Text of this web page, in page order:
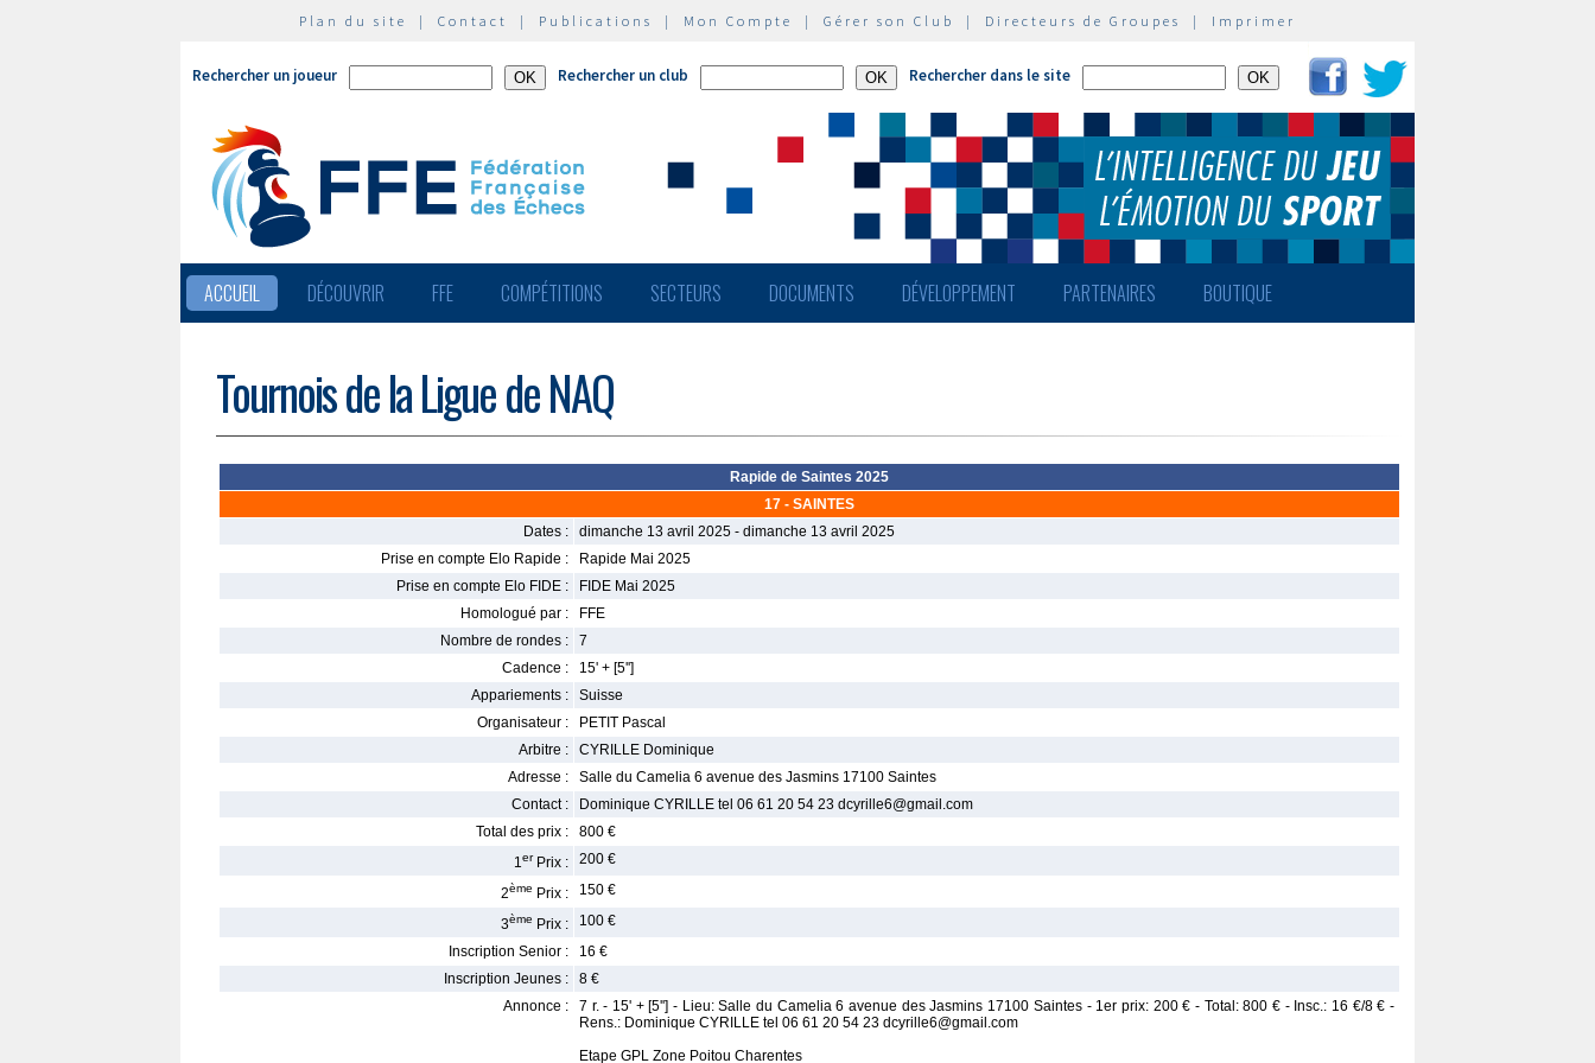
Plan du site | Contact | Publications | Mon Compte | Gérer son Club | Directeurs de Groupes | Imprimer
Rechercher un joueur Rechercher un club Rechercher dans le site
ACCUEIL DÉCOUVRIR FFE COMPÉTITIONS SECTEURS DOCUMENTS DÉVELOPPEMENT PARTENAIRES BOUTIQUE
Tournois de la Ligue de NAQ
Rapide de Saintes 2025
17 - SAINTES
Dates :
dimanche 13 avril 2025 - dimanche 13 avril 2025
Prise en compte Elo Rapide :
Rapide Mai 2025
Prise en compte Elo FIDE :
FIDE Mai 2025
Homologué par :
FFE
Nombre de rondes :
7
Cadence :
15' + [5'']
Appariements :
Suisse
Organisateur :
PETIT Pascal
Arbitre :
CYRILLE Dominique
Adresse :
Salle du Camelia 6 avenue des Jasmins 17100 Saintes
Contact :
Dominique CYRILLE tel 06 61 20 54 23 dcyrille6@gmail.com
Total des prix :
800 €
1er Prix : 200 €
2ème Prix : 150 €
3ème Prix :
100 €
Inscription Senior :
16 €
Inscription Jeunes :
8 €
Annonce :
7 r. - 15' + [5''] - Lieu: Salle du Camelia 6 avenue des Jasmins 17100 Saintes - 1er prix: 200 € - Total: 800 € - Insc.: 16 €/8 € -
Rens.: Dominique CYRILLE tel 06 61 20 54 23 dcyrille6@gmail.com
Etape GPL Zone Poitou Charentes